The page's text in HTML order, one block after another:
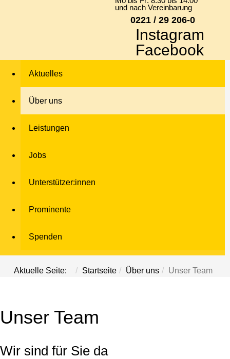
und nach Vereinbarung
0221 / 29 206-0
Instagram
Facebook
Aktuelles
Über uns
Leistungen
Jobs
Unterstützer:innen
Prominente
Spenden
Aktuelle Seite: Startseite Über uns Unser Team
Unser Team
Wir sind für Sie da